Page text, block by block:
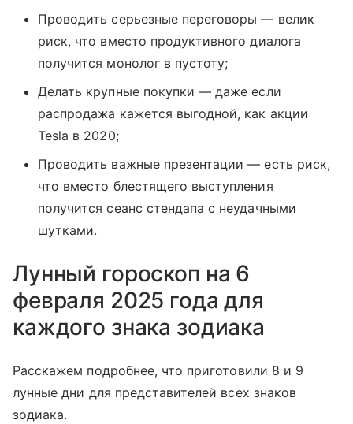
Проводить серьезные переговоры — велик
риск, что вместо продуктивного диалога
получится монолог в пустоту;
Делать крупные покупки — даже если
распродажа кажется выгодной, как акции
Tesla в 2020;
Проводить важные презентации — есть риск,
что вместо блестящего выступления
получится сеанс стендапа с неудачными
шутками.
Лунный гороскоп на 6
февраля 2025 года для
каждого знака зодиака
Расскажем подробнее, что приготовили 8 и 9
лунные дни для представителей всех знаков
зодиака.